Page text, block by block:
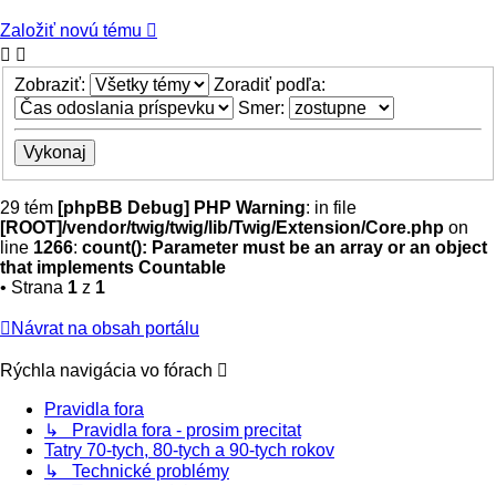
Založiť novú tému
Zobraziť:
Zoradiť podľa:
Smer:
29 tém [phpBB Debug] PHP Warning: in file
[ROOT]/vendor/twig/twig/lib/Twig/Extension/Core.php on
line 1266: count(): Parameter must be an array or an object
that implements Countable
• Strana 1 z 1
Návrat na obsah portálu
Rýchla navigácia vo fórach
Pravidla fora
↳ Pravidla fora - prosim precitat
Tatry 70-tych, 80-tych a 90-tych rokov
↳ Technické problémy